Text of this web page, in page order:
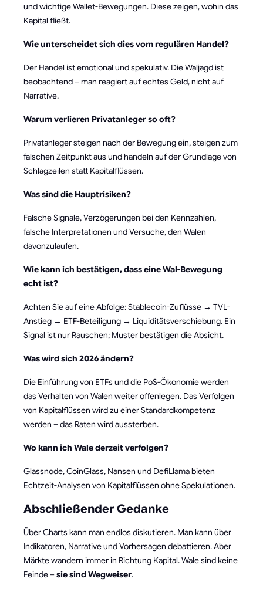
und wichtige Wallet-Bewegungen. Diese zeigen, wohin das
Kapital fließt.
Wie unterscheidet sich dies vom regulären Handel?
Der Handel ist emotional und spekulativ. Die Waljagd ist
beobachtend – man reagiert auf echtes Geld, nicht auf
Narrative.
Warum verlieren Privatanleger so oft?
Privatanleger steigen nach der Bewegung ein, steigen zum
falschen Zeitpunkt aus und handeln auf der Grundlage von
Schlagzeilen statt Kapitalflüssen.
Was sind die Hauptrisiken?
Falsche Signale, Verzögerungen bei den Kennzahlen,
falsche Interpretationen und Versuche, den Walen
davonzulaufen.
Wie kann ich bestätigen, dass eine Wal-Bewegung
echt ist?
Achten Sie auf eine Abfolge: Stablecoin-Zuflüsse → TVL-
Anstieg → ETF-Beteiligung → Liquiditätsverschiebung. Ein
Signal ist nur Rauschen; Muster bestätigen die Absicht.
Was wird sich 2026 ändern?
Die Einführung von ETFs und die PoS-Ökonomie werden
das Verhalten von Walen weiter offenlegen. Das Verfolgen
von Kapitalflüssen wird zu einer Standardkompetenz
werden – das Raten wird aussterben.
Wo kann ich Wale derzeit verfolgen?
Glassnode, CoinGlass, Nansen und DefiLlama bieten
Echtzeit-Analysen von Kapitalflüssen ohne Spekulationen.
Abschließender Gedanke
Über Charts kann man endlos diskutieren. Man kann über
Indikatoren, Narrative und Vorhersagen debattieren. Aber
Märkte wandern immer in Richtung Kapital. Wale sind keine
Feinde –sie sind Wegweiser.